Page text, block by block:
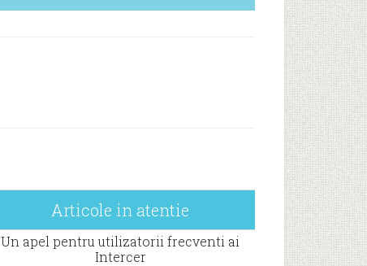
Articole in atentie
Un apel pentru utilizatorii frecventi ai
Intercer